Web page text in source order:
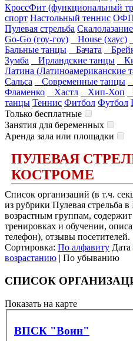
КроссФит (функциональный
спорт Настольный теннис
Пулевая стрельба Скалолазание
Go-Go (гоу-гоу)
House (хаус)
Бальные танцы
Бачата
Зумба
Ирландские танцы
Латина (Латиноамериканские
Сальса
Современные танцы
Фламенко
Хастл Хип-Хоп
танцы Теннис Фитбол Футбол
Только бесплатные
Занятия для беременных
Аренда зала или площадки
ПУЛЕВАЯ
КОСТРОМЕ
Список организаций (в т.ч.
из рубрики Пулевая стрельба
возрастным группам,
тренировках и обучении,
телефон), отзывы посетителей.
Сортировка: По алфавиту Дата
возрастанию | По убыванию
СПИСОК
Показать на карте
ВПСК "Воин"